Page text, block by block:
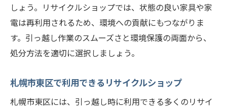
しょう。リサイクルショップでは、状態の良い家具や家
電は再利用されるため、環境への貢献にもつながりま
す。引っ越し作業のスムーズさと環境保護の両面から、
処分方法を適切に選択しましょう。
札幌市東区で利用できるリサイクルショップ
札幌市東区には、引っ越し時に利用できる多くのリサイ